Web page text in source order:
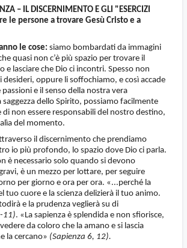
– IL DISCERNIMENTO E GLI "ESERCIZI
le persone a trovare Gesù Cristo e a
le cose: siamo bombardati da immagini
quasi non c’è più spazio per trovare il
e lasciare che Dio ci incontri. Spesso non
oppure li soffochiamo, e così accade
e il senso della nostra vera
saggezza dello Spirito, possiamo facilmente
di non essere responsabili del nostro destino,
del momento.
il discernimento che prendiamo
io più profondo, lo spazio dove Dio ci parla.
è necessario solo quando si devono
è un mezzo per lottare, per seguire
per giorno e ora per ora. «...perché la
tuo cuore e la scienza delizierà il tuo animo.
e la prudenza veglierà su di
11). «La sapienza è splendida e non sfiorisce,
da coloro che la amano e si lascia
la cercano» (Sapienza 6, 12).